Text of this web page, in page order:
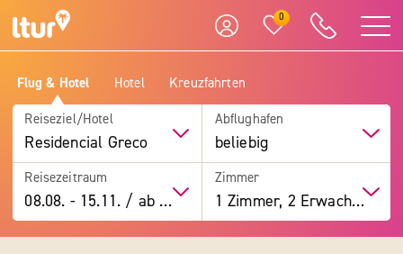
0
Flug & Hotel Hotel Kreuzfahrten
Reiseziel/Hotel
Residencial Greco
Abflughafen
beliebig
Reisezeitraum
08.08. -15.11. / ab 7 Tage
Zimmer
1 Zimmer, 2 Erwachsene